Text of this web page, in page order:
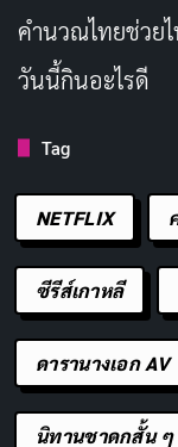
ถ้าคุณกำลังมองหา
เบาๆ ไม่เข้มข้นเรื่
ความคิดเห็นกันว่า
เข้ามาอยู่ในชีวิตจ
อย่าลืมแสดงควา
เพื่อนๆ ที่ชื่นชอบ
แลกเปลี่ยนทุกข้อ
ชื่อเรื่องในภ
ประเภท: แอ
คํานวณไทยช่วย
วันนี้กินอะไรดี
Tag
NETFLIX
ซีรีส์เกาหลี
ดารานางเอก AV
นิทานชาดกสั้น ๆ